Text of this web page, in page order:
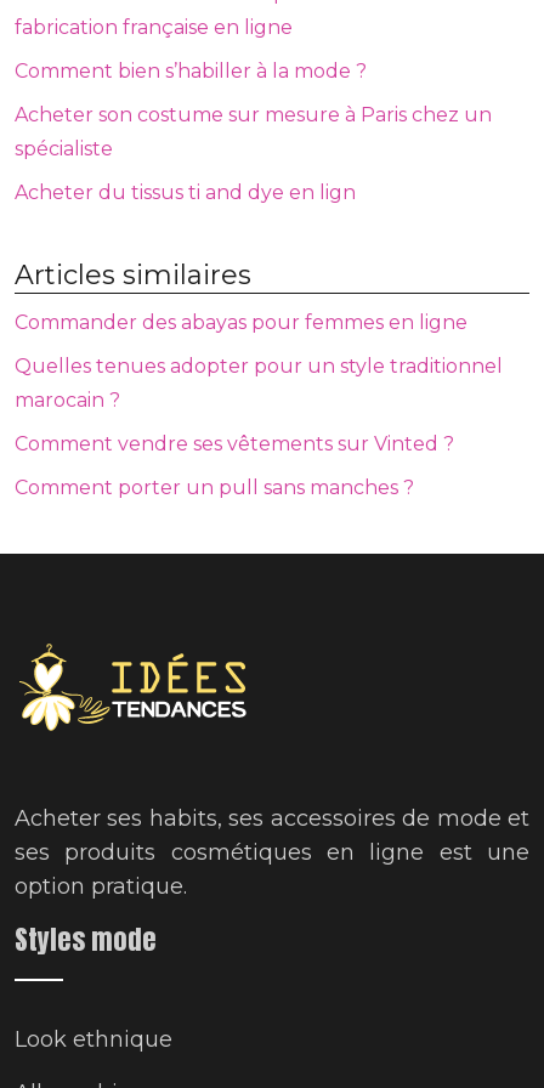
fabrication française en ligne
Comment bien s’habiller à la mode ?
Acheter son costume sur mesure à Paris chez un
spécialiste
Acheter du tissus ti and dye en lign
Articles similaires
Commander des abayas pour femmes en ligne
Quelles tenues adopter pour un style traditionnel
marocain ?
Comment vendre ses vêtements sur Vinted ?
Comment porter un pull sans manches ?
Acheter ses habits, ses accessoires de mode et
ses produits cosmétiques en ligne est une
option pratique.
Styles mode
Look ethnique